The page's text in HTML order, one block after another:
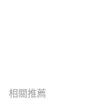
。
相關推薦